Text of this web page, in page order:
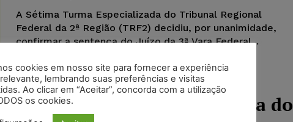
A Sétima Turma Especializada do Tribunal Regional
Federal da 2ª Região (TRF2) decidiu, por unanimidade,
confirmar a sentença do Juízo da 3ª Vara Federal...
Estudante sem nota mínima do
cookies em nosso site para fornecer a experiência
lembrando suas preferências e visitas
Ao clicar em “Aceitar”, concorda com a utilização
os cookies.